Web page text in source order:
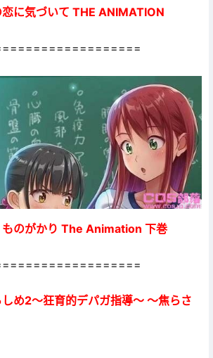
恋に気づいて THE ANIMATION
ものがかり The Animation 下巻
め2～狂育的デパガ指導～ ～焦らさ